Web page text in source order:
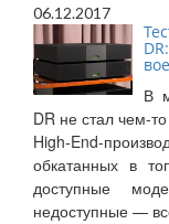
06.12.2017
В
DR не стал чем-
High-End-
обкатанных в
доступные
недоступные —